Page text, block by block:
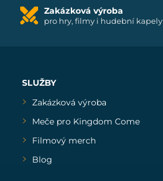
Zakázková výroba
pro hry, filmy i hudební kapely
SLUŽBY
Zakázková výroba
Meče pro Kingdom Come
Filmový merch
Blog